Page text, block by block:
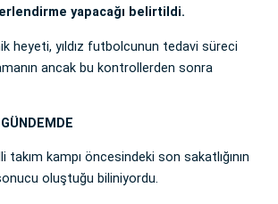
yapacağı belirtildi.
heyeti, yıldız futbolcunun tedavi süreci
ancak bu kontrollerden sonra
kampı öncesindeki son sakatlığının
oluştuğu biliniyordu.